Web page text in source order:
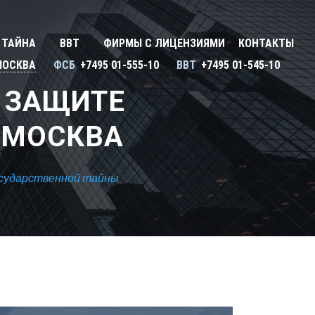
ВВТ ФИРМЫ С ЛИЦЕНЗИЯМИ
КОНТАКТЫ
ФСБ +7495 01-555-10 ВВТ +7495 01-545-10
ЗАЩИТЕ
тайны
Сбросить
Закрыть X
У
Улан-Удэ
Ульяновск
Уфа
Х
Хабаровск
Ч
Чебоксары
Челябинск
Я